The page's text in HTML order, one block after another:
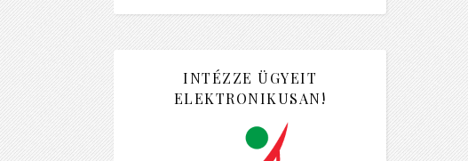
INTÉZZE ÜGYEIT
ELEKTRONIKUSAN!